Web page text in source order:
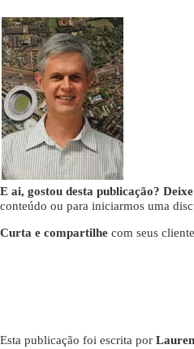
E ai, gostou desta publicação?
conteúdo ou para iniciarmos uma
Curta e compartilhe com seus
Esta publicação foi escrita por